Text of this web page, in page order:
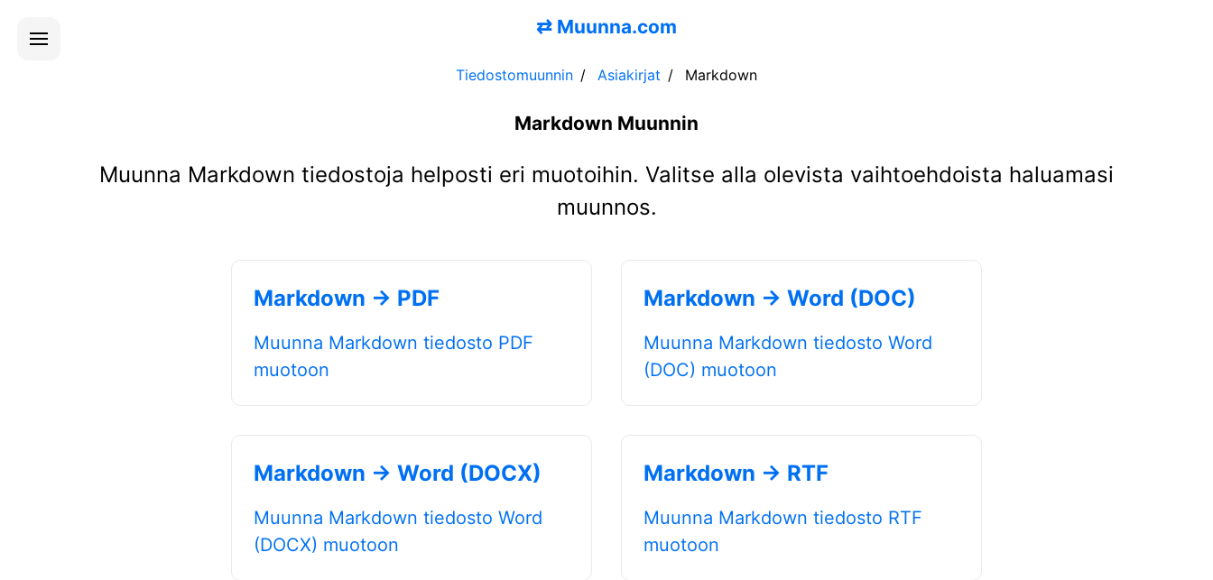
⇄ Muunna.com
Tiedostomuunnin Asiakirjat Markdown
Markdown Muunnin
Muunna Markdown tiedostoja helposti eri muotoihin. Valitse alla olevista vaihtoehdoista haluamasi
muunnos.
Markdown → PDF
Muunna Markdown tiedosto PDF
muotoon
Markdown → Word (DOC)
Muunna Markdown tiedosto Word
(DOC) muotoon
Markdown → Word (DOCX)
Muunna Markdown tiedosto Word
(DOCX) muotoon
Markdown → RTF
Muunna Markdown tiedosto RTF
muotoon